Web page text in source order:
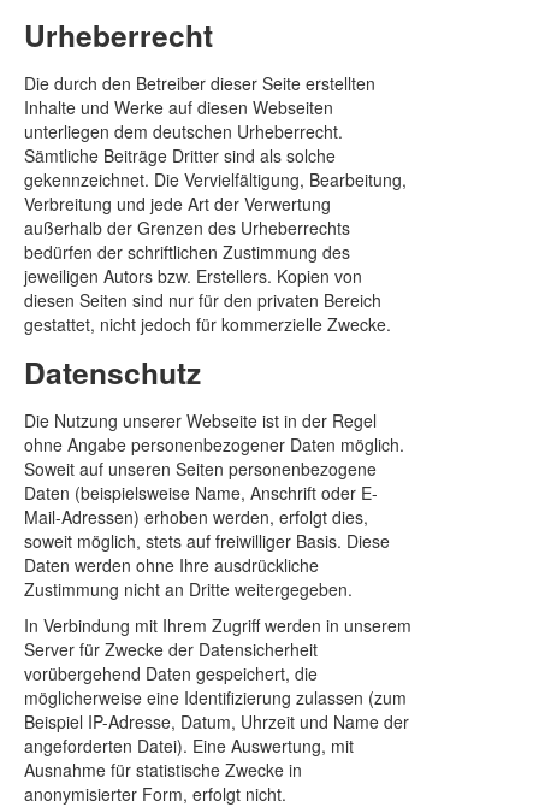
Urheberrecht
Die durch den Betreiber dieser Seite erstellten
Inhalte und Werke auf diesen Webseiten
unterliegen dem deutschen Urheberrecht.
Sämtliche Beiträge Dritter sind als solche
gekennzeichnet. Die Vervielfältigung, Bearbeitung,
Verbreitung und jede Art der Verwertung
außerhalb der Grenzen des Urheberrechts
bedürfen der schriftlichen Zustimmung des
jeweiligen Autors bzw. Erstellers. Kopien von
diesen Seiten sind nur für den privaten Bereich
gestattet, nicht jedoch für kommerzielle Zwecke.
Datenschutz
Die Nutzung unserer Webseite ist in der Regel
ohne Angabe personenbezogener Daten möglich.
Soweit auf unseren Seiten personenbezogene
Daten (beispielsweise Name, Anschrift oder E-
Mail-Adressen) erhoben werden, erfolgt dies,
soweit möglich, stets auf freiwilliger Basis. Diese
Daten werden ohne Ihre ausdrückliche
Zustimmung nicht an Dritte weitergegeben.
In Verbindung mit Ihrem Zugriff werden in unserem
Server für Zwecke der Datensicherheit
vorübergehend Daten gespeichert, die
möglicherweise eine Identifizierung zulassen (zum
Beispiel IP-Adresse, Datum, Uhrzeit und Name der
angeforderten Datei). Eine Auswertung, mit
Ausnahme für statistische Zwecke in
anonymisierter Form, erfolgt nicht.